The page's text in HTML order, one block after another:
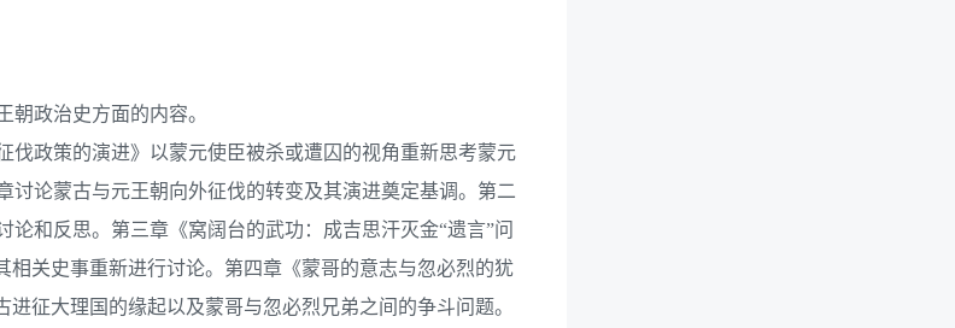
朝政治史方面的内容。
政策的演进》以蒙元使臣被杀或遭囚的视角重新思考蒙元
论蒙古与元王朝向外征伐的转变及其演进奠定基调。第二
和反思。第三章《窝阔台的武功：成吉思汗灭金“遗言”问
关史事重新进行讨论。第四章《蒙哥的意志与忽必烈的犹
征大理国的缘起以及蒙哥与忽必烈兄弟之间的争斗问题。